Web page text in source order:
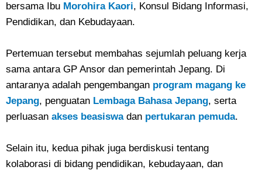
bersama Ibu Morohira Kaori, Konsul Bidang Informasi,
Pendidikan, dan Kebudayaan.
Pertemuan tersebut membahas sejumlah peluang kerja
sama antara GP Ansor dan pemerintah Jepang. Di
antaranya adalah pengembangan program magang ke
Jepang, penguatan Lembaga Bahasa Jepang, serta
perluasan akses beasiswadan pertukaran pemuda.
Selain itu, kedua pihak juga berdiskusi tentang
kolaborasi di bidang pendidikan, kebudayaan, dan